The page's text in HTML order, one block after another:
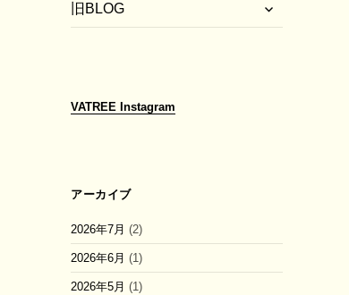
旧BLOG
VATREE Instagram
アーカイブ
2026年7月 (2)
2026年6月 (1)
2026年5月 (1)